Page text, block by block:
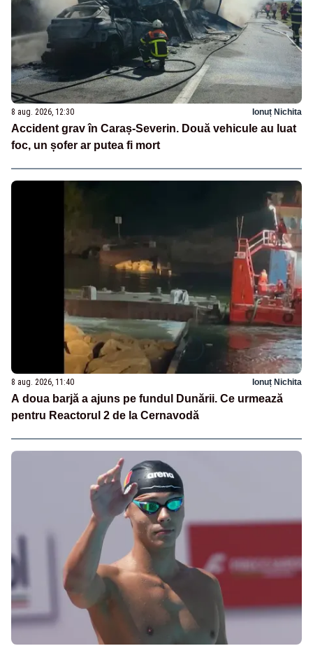
8 aug. 2026, 12:30 Ionuț Nichita
Accident grav în Caraș-Severin. Două vehicule au luat
foc, un șofer ar putea fi mort
8 aug. 2026, 11:40 Ionuț Nichita
A doua barjă a ajuns pe fundul Dunării. Ce urmează
pentru Reactorul 2 de la Cernavodă